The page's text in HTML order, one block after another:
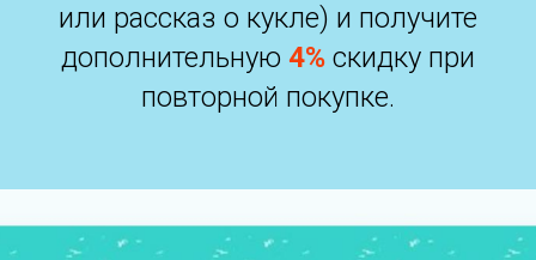
или рассказ о кукле) и получите
дополнительную 4% скидку при
повторной покупке.